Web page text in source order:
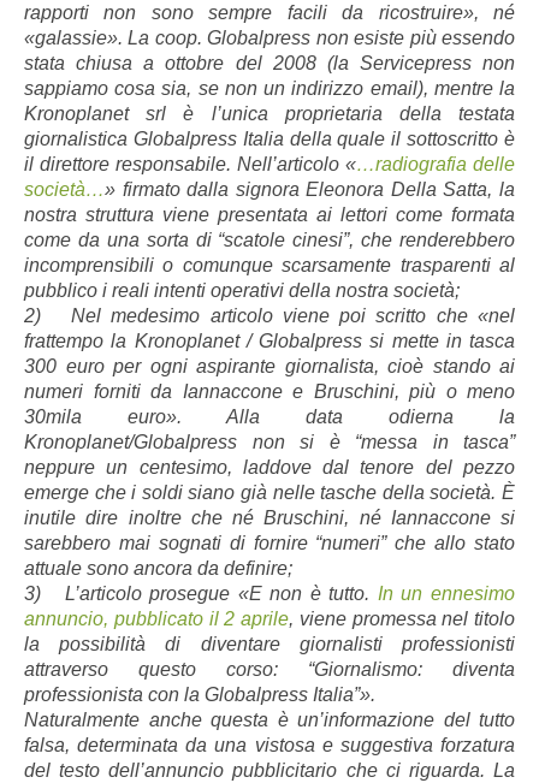
rapporti non sono sempre facili da ricostruire», né
«galassie». La coop. Globalpress non esiste più essendo
stata chiusa a ottobre del 2008 (la Servicepress non
sappiamo cosa sia, se non un indirizzo email), mentre la
Kronoplanet srl è l’unica proprietaria della testata
giornalistica Globalpress Italia della quale il sottoscritto è
il direttore responsabile. Nell’articolo «…radiografia delle
società…» firmato dalla signora Eleonora Della Satta, la
nostra struttura viene presentata ai lettori come formata
come da una sorta di “scatole cinesi”, che renderebbero
incomprensibili o comunque scarsamente trasparenti al
pubblico i reali intenti operativi della nostra società;
2) Nel medesimo articolo viene poi scritto che «nel
frattempo la Kronoplanet / Globalpress si mette in tasca
300 euro per ogni aspirante giornalista, cioè stando ai
numeri forniti da Iannaccone e Bruschini, più o meno
30mila euro». Alla data odierna la
Kronoplanet/Globalpress non si è “messa in tasca”
neppure un centesimo, laddove dal tenore del pezzo
emerge che i soldi siano già nelle tasche della società. È
inutile dire inoltre che né Bruschini, né Iannaccone si
sarebbero mai sognati di fornire “numeri” che allo stato
attuale sono ancora da definire;
3) L’articolo prosegue «E non è tutto. In un ennesimo
annuncio, pubblicato il 2 aprile, viene promessa nel titolo
la possibilità di diventare giornalisti professionisti
attraverso questo corso: “Giornalismo: diventa
professionista con la Globalpress Italia”».
Naturalmente anche questa è un’informazione del tutto
falsa, determinata da una vistosa e suggestiva forzatura
del testo dell’annuncio pubblicitario che ci riguarda. La